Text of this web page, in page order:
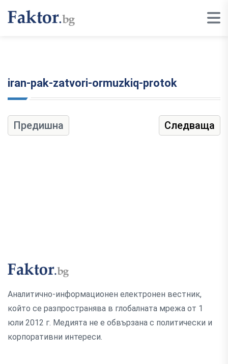
iran-pak-zatvori-ormuzkiq-protok
Предишна Следваща
Аналитично-информационен електронен вестник,
който се разпространява в глобалната мрежа от 1
юли 2012 г. Медията не е обвързана с политически и
корпоративни интереси.